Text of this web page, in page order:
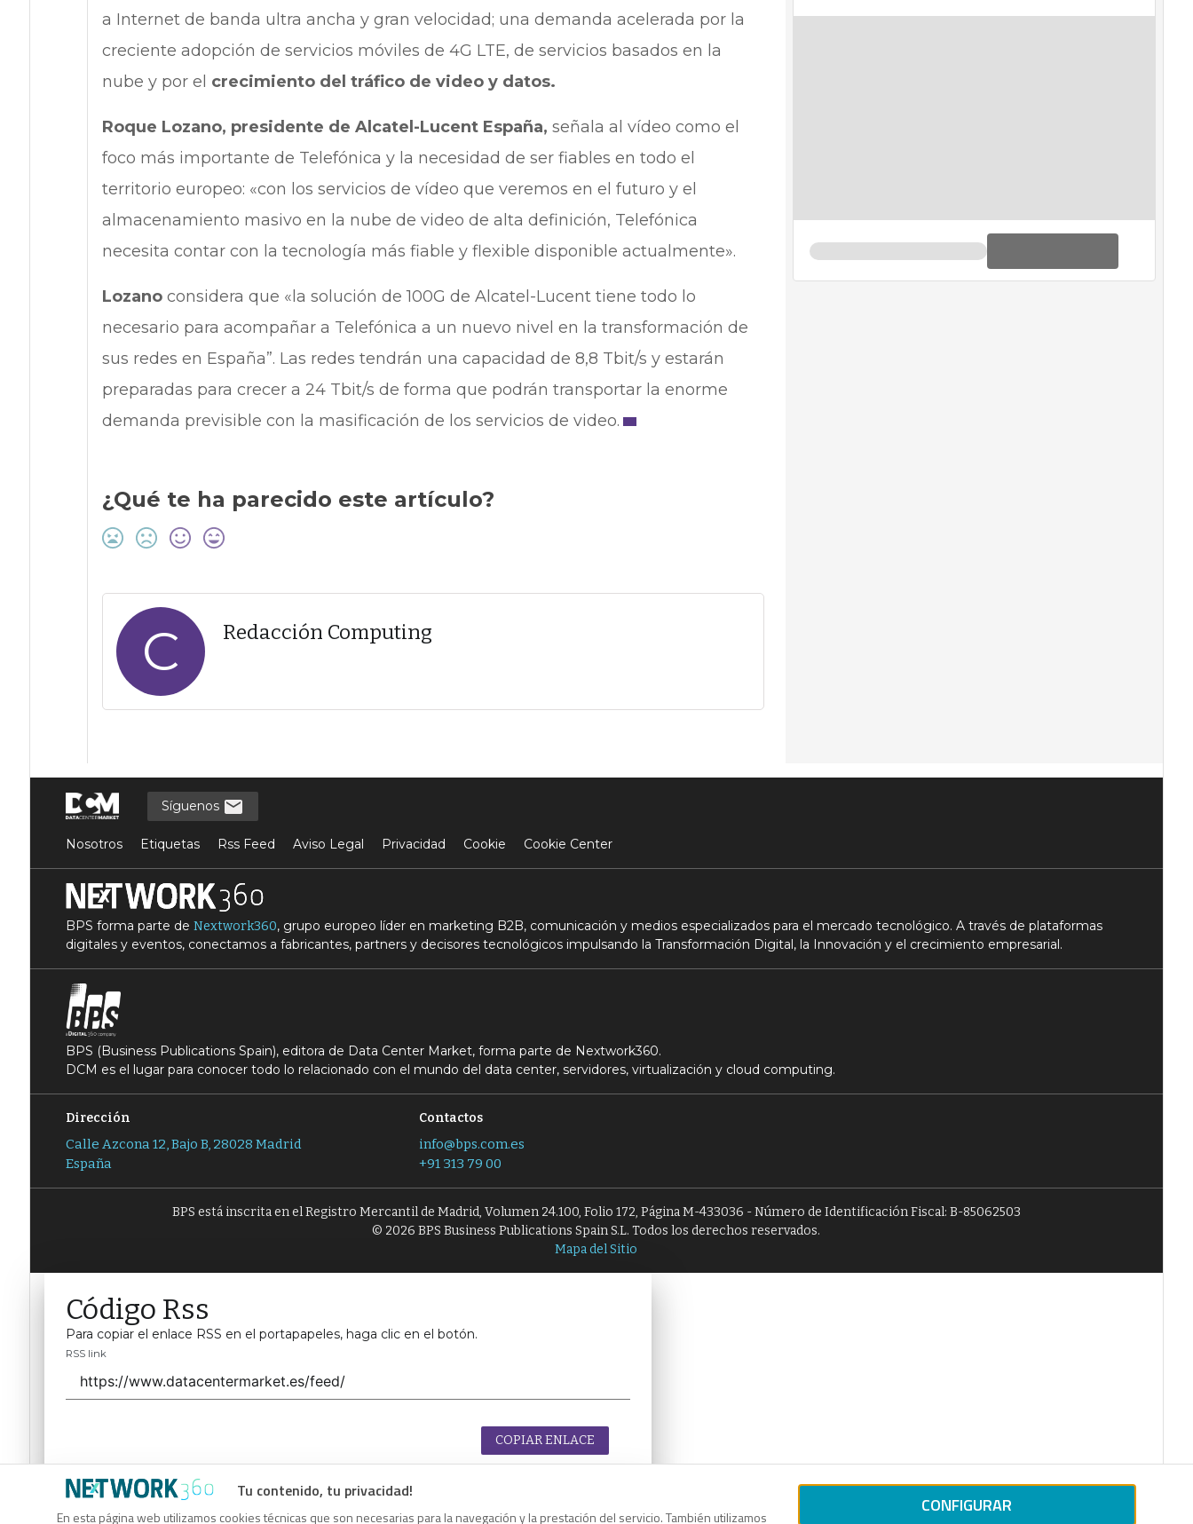
a Internet de banda ultra ancha y gran velocidad; una demanda acelerada por la
creciente adopción de servicios móviles de 4G LTE, de servicios basados en la
nube y por el crecimiento del tráfico de video y datos.
Roque Lozano, presidente de Alcatel-Lucent España, señala al vídeo como el
foco más importante de Telefónica y la necesidad de ser fiables en todo el
territorio europeo: «con los servicios de vídeo que veremos en el futuro y el
almacenamiento masivo en la nube de video de alta definición, Telefónica
necesita contar con la tecnología más fiable y flexible disponible actualmente».
Lozano considera que «la solución de 100G de Alcatel-Lucent tiene todo lo
necesario para acompañar a Telefónica a un nuevo nivel en la transformación de
sus redes en España”. Las redes tendrán una capacidad de 8,8 Tbit/s y estarán
preparadas para crecer a 24 Tbit/s de forma que podrán transportar la enorme
demanda previsible con la masificación de los servicios de video.
¿Qué te ha parecido este artículo?
C Redacción Computing
Tu contenido, tu privacidad!
En esta página web utilizamos cookies técnicas que son necesarias para la navegación y la prestación del servicio. También utilizamos
CONFIGURAR
Síguenos
Nosotros Etiquetas Rss Feed Aviso Legal Privacidad Cookie Cookie Center
BPS forma parte de Nextwork360, grupo europeo líder en marketing B2B, comunicación y medios especializados para el mercado tecnológico. A través de plataformas
digitales y eventos, conectamos a fabricantes, partners y decisores tecnológicos impulsando la Transformación Digital, la Innovación y el crecimiento empresarial.
BPS (Business Publications Spain), editora de Data Center Market, forma parte de Nextwork360.
DCM es el lugar para conocer todo lo relacionado con el mundo del data center, servidores, virtualización y cloud computing.
Dirección
Calle Azcona 12, Bajo B, 28028 Madrid
España
Contactos
info@bps.com.es
+91 313 79 00
BPS está inscrita en el Registro Mercantil de Madrid, Volumen 24.100, Folio 172, Página M-433036 - Número de Identificación Fiscal: B-85062503
© 2026 BPS Business Publications Spain S.L. Todos los derechos reservados.
Mapa del Sitio
Código Rss
Para copiar el enlace RSS en el portapapeles, haga clic en el botón.
RSS link
COPIAR ENLACE